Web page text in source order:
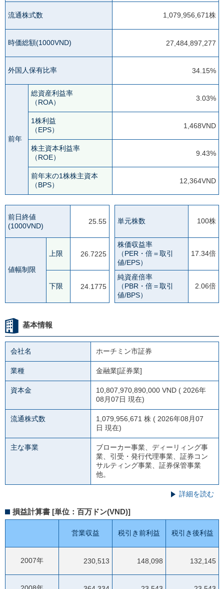
流通株式数 1,079,956,671株
時価総額(1000VND) 27,484,897,277
外国人保有比率 34.15%
前年
総資産利益率
（ROA）
3.03%
1株利益
（EPS）
1,468VND
株主資本利益率
（ROE）
9.43%
前年末の1株株主資本
（BPS）
12,364VND
前日終値
(1000VND)
25.55
値幅制限
上限 26.7225
下限 24.1775
単元株数 100株
株価収益率
（PER・倍＝取引
値/EPS）
17.34倍
純資産倍率
（PBR・倍＝取引
値/BPS）
2.06倍
基本情報
会社名 ホーチミン市証券
業種 金融業[証券業]
資本金
10,807,970,890,000 VND ( 2026年
08月07日 現在)
流通株式数
1,079,956,671 株 ( 2026年08月07
日 現在)
主な事業
ブローカー事業、ディーリィング事
業、引受・発行代理事業、証券コン
サルティング事業、証券保管事業
他。
詳細を読む
損益計算書 [単位：百万ドン(VND)]
営業収益 税引き前利益 税引き後利益
2007年 230,513 148,098 132,145